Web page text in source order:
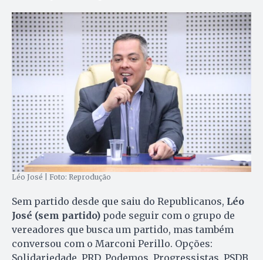
Léo José | Foto: Reprodução
Sem partido desde que saiu do Republicanos, Léo
José (sem partido) pode seguir com o grupo de
vereadores que busca um partido, mas também
conversou com o Marconi Perillo. Opções: